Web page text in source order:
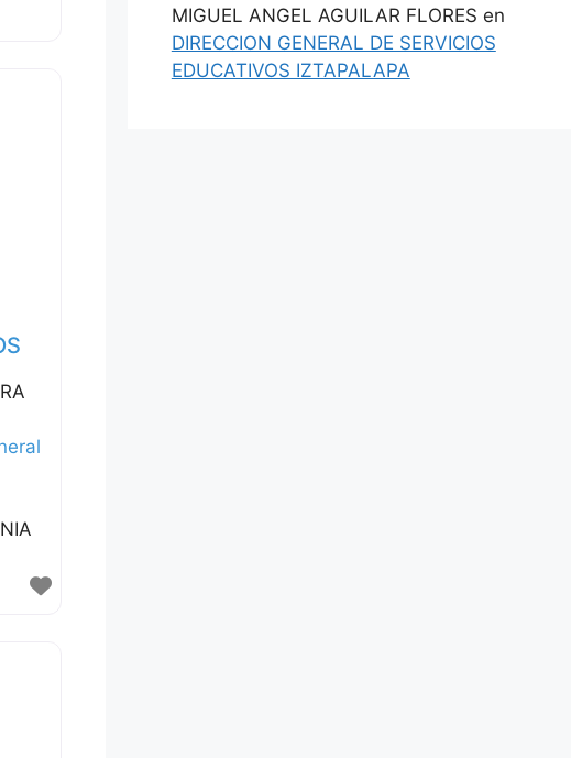
MIGUEL ANGEL AGUILAR FLORES en
DIRECCION GENERAL DE SERVICIOS
EDUCATIVOS IZTAPALAPA